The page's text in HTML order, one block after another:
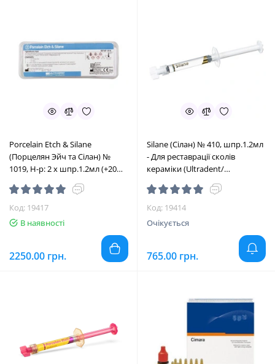
Porcelain Etch & Silane
(Порцелян Эйч та Сілан) №
1019, Н-р: 2 х шпр.1.2мл (+20
нас.) - Набір для реставрації
сколів кераміки (Ultradent/
Ультрадент)
Код: 19417
В наявності
2250.00 грн.
Silane (Сілан) № 410, шпр.1.2мл
- Для реставрації сколів
кераміки (Ultradent/
Код: 19414
Очікується
765.00 грн.